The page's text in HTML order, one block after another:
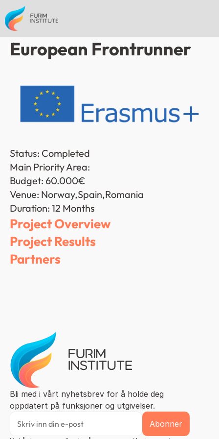
European Frontrunner
Status: Completed
Main Priority Area:
Budget: 60.000€
Venue: Norway,Spain,Romania
Duration: 12 Months
Project Overview
Project Results
Partners
Bli med i vårt nyhetsbrev for å holde deg
oppdatert på funksjoner og utgivelser.